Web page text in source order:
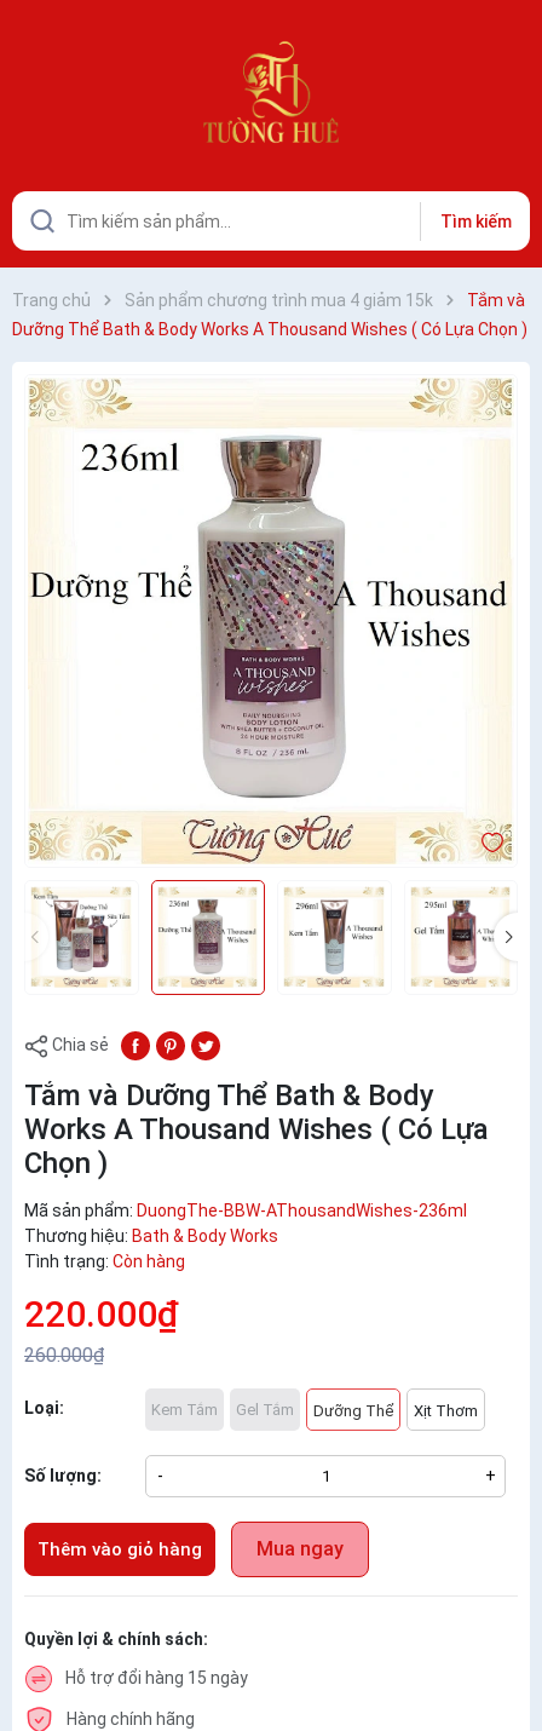
Tìm kiếm
Trang chủ Sản phẩm chương trình mua 4 giảm 15k
Tắm và
Dưỡng Thể Bath & Body Works A Thousand Wishes ( Có Lựa Chọn )
Chia sẻ
Tắm và Dưỡng Thể Bath & Body
Works A Thousand Wishes ( Có Lựa
Chọn )
Mã sản phẩm: DuongThe-BBW-AThousandWishes-236ml
Thương hiệu: Bath & Body Works
Tình trạng: Còn hàng
220.000₫
260.000₫
Loại: Kem Tắm Gel Tắm Dưỡng Thể Xịt Thơm
Số lượng: - +
Thêm vào giỏ hàng Mua ngay
Quyền lợi & chính sách:
Hỗ trợ đổi hàng 15 ngày
Hàng chính hãng